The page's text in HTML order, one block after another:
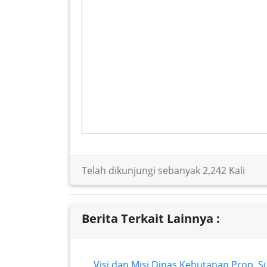
Telah dikunjungi sebanyak 2,242 Kali
Berita Terkait Lainnya :